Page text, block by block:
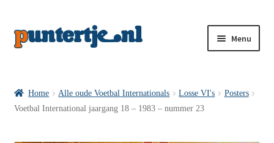
Menu
Home Alle oude Voetbal Internationals Losse VI's
Posters
Voetbal International jaargang 18 – 1983 – nummer 23